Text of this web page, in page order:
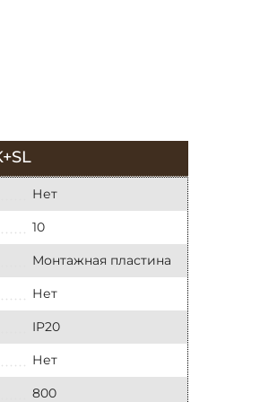
Нет
10
Монтажная пластина
Нет
IP20
Нет
800